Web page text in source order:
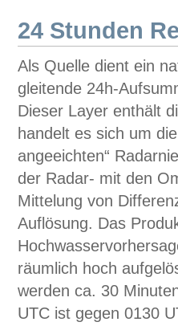
24 Stunden
Als Quelle dient ein
gleitende 24h-
Dieser Layer enthält
handelt es sich um
angeeichten“
der Radar- mit den
Mittelung von
Auflösung. Das
räumlich hoch
werden ca. 30
UTC ist gegen 0130